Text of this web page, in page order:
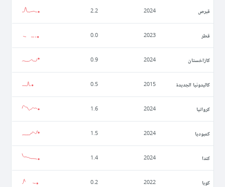
قبرص 2024
2.2
قطر 2023
0.0
كازاخستان 2024
0.9
كاليدونيا الجديدة 2015
0.5
كرواتيا 2024
1.6
كمبوديا 2024
1.5
كندا 2024
1.4
كوبا 2022
0.2